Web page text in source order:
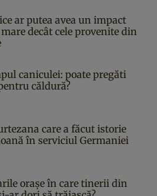
ar putea avea un impact
decât cele provenite din
caniculei: poate pregăti
căldură?
care a făcut istorie
în serviciul Germaniei
orașe în care tinerii din